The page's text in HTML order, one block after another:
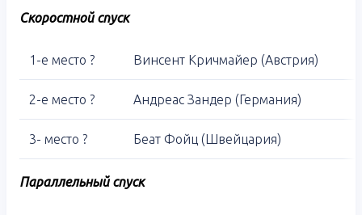
Скоростной спуск
1-е место ? Винсент Кричмайер (Австрия)
2-е место ? Андреас Зандер (Германия)
3- место ? Беат Фойц (Швейцария)
Параллельный спуск